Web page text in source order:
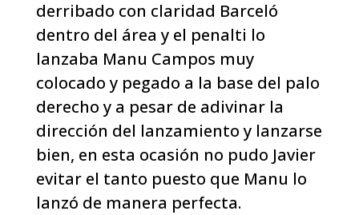
derribado con claridad Barceló
dentro del área y el penalti lo
lanzaba Manu Campos muy
colocado y pegado a la base del palo
derecho y a pesar de adivinar la
dirección del lanzamiento y lanzarse
bien, en esta ocasión no pudo Javier
evitar el tanto puesto que Manu lo
lanzó de manera perfecta.